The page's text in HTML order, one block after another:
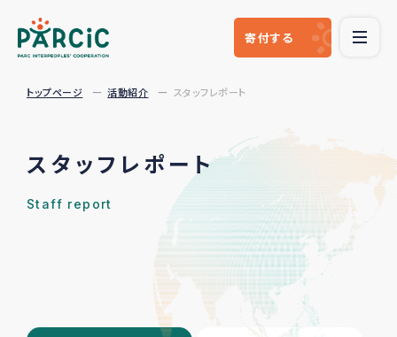
寄付する
トップページ 活動紹介 スタッフレポート
スタッフレポート
Staff report